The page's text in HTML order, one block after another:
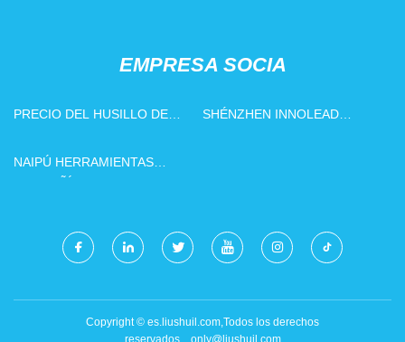
EMPRESA SOCIA
PRECIO DEL HUSILLO DE
SHÉNZHEN INNOLEAD
NAIPÚ HERRAMIENTAS
Copyright © es.liushuil.com,Todos los derechos
reservados. only@liushuil.com